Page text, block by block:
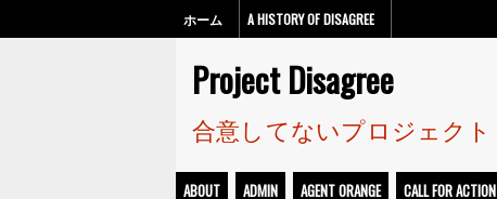
ホーム A HISTORY OF DISAGREE
Project Disagree
合意してないプロジェクト
ABOUT ADMIN AGENT ORANGE CALL FOR ACTION